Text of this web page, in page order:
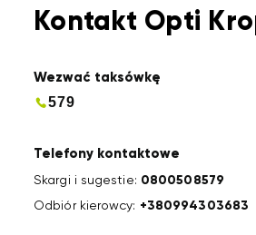
Kontakt Opti
Wezwać taksówkę
579
Telefony kontaktowe
Skargi i sugestie: 0800508579
Odbiór kierowcy: +380994303683